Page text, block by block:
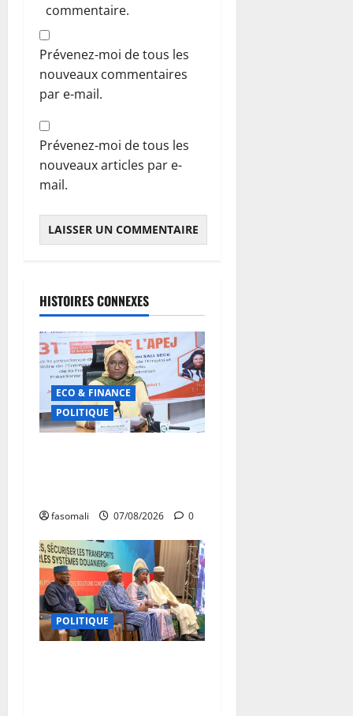
commentaire.
Prévenez-moi de tous les
nouveaux commentaires
par e-mail.
Prévenez-moi de tous les
nouveaux articles par e-
mail.
HISTOIRES CONNEXES
ECO & FINANCE
POLITIQUE
fasomali 07/08/2026 0
POLITIQUE